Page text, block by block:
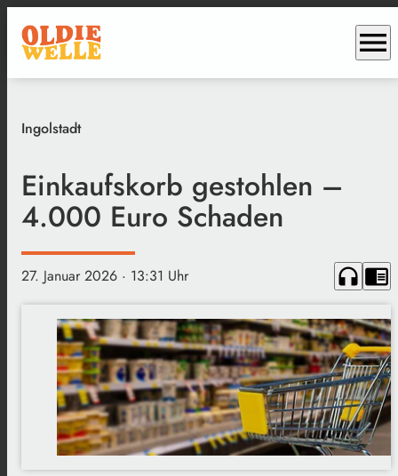
menu
Ingolstadt
Einkaufskorb gestohlen –
4.000 Euro Schaden
27. Januar 2026 · 13:31 Uhr headphones chrome_reader_mode